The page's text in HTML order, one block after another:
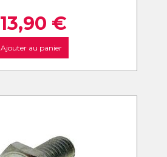
13,90 €
Ajouter au panier